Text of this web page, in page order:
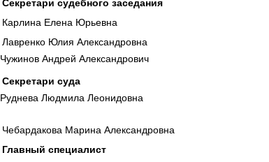
Секретари судебного заседания
Карлина Елена Юрьевна
Лавренко Юлия Александровна
Чужинов Андрей Александрович
Секретари суда
Руднева Людмила Леонидовна
Чебардакова Марина Александровна
Главный специалист